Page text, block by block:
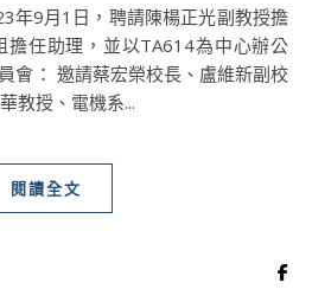
擔任助理，並以TA614為中心辦公
會： 邀請蔡宏榮校長、盧維新副校
教授、電機系...
閱讀全文